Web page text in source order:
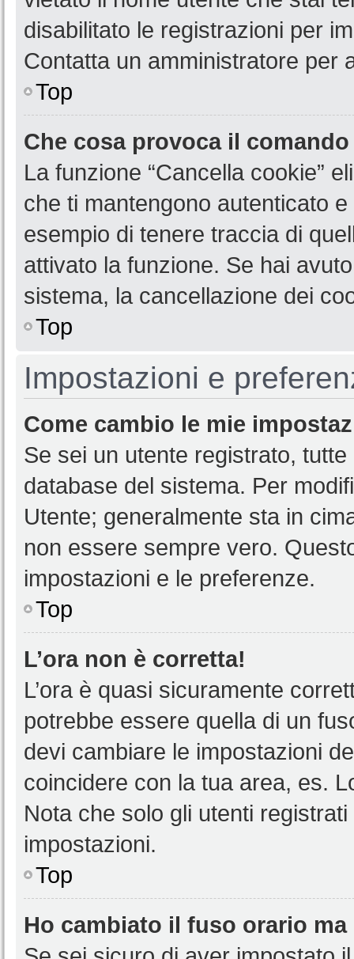
disabilitato le registrazioni per
Contatta un amministratore per
Top
Che cosa provoca il
La funzione “Cancella cookie”
che ti mantengono autenticato
esempio di tenere traccia di
attivato la funzione. Se hai
sistema, la cancellazione dei
Top
Impostazioni e
Come cambio le mie
Se sei un utente registrato,
database del sistema. Per
Utente; generalmente sta in
non essere sempre vero.
impostazioni e le preferenze.
Top
L’ora non è corretta!
L’ora è quasi sicuramente
potrebbe essere quella di un
devi cambiare le impostazioni
coincidere con la tua area, es.
Nota che solo gli utenti
impostazioni.
Top
Ho cambiato il fuso orario ma